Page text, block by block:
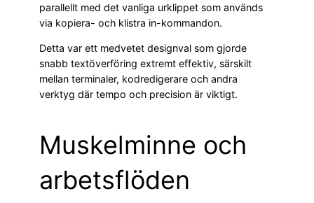
parallellt med det vanliga urklippet som används
via kopiera- och klistra in-kommandon.
Detta var ett medvetet designval som gjorde
snabb textöverföring extremt effektiv, särskilt
mellan terminaler, kodredigerare och andra
verktyg där tempo och precision är viktigt.
Muskelminne och
arbetsflöden